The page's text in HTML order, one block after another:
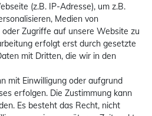
(z.B. IP-Adresse), um z.B.
Medien von
Zugriffe auf unsere Website zu
erfolgt erst durch gesetzte
mit Dritten, die wir in den
mit Einwilligung oder aufgrund
erfolgen. Die Zustimmung kann
Es besteht das Recht, nicht